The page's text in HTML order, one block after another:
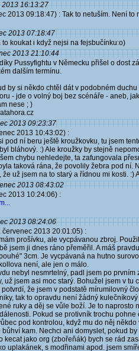
16:13:27
2013 09:18:47) : Tak to netuším. Není
2013 07:18:47
to koukat i když nejsi na fejsbučínku:o)
2013 21:10:44
Pussyfightu v Německu přišel o dost
dalším termínu.
by si někdo chtěl dát v podobném
- jde o volný boj bez scénáře - aneb,
nese ; )
2013 09:23:37
2013 10:43:02) :
pod ní beru ještě kroužkovku, tu jsem
bláhový. :) Ale kroužky by stejně
chybu nehledejte, ta zafungovala
taková rána, že povolily žebra pod ní.
že už jsem na to starý a řídnou mi kosti. :)
2013 08:43:02
2013 10:24:06) :
2013 08:24:06
2013 20:01:05) :
prošívku, ale vycpávanou zbroj.
jsem ji dnes ráno přeměřil. A máš
3cm. Je vycpávaná na hutno
není, ale jen o málo.
nebyl nesmrtelný, padl jsem po
už jsem asi moc starý. Bohužel jsem v
potvrdí, že jsem v podstatě mírumilovný
tak to opravdu není žádný
ruky a děj se vůle boží. Je to
Pokud se protivník trochu
pod kontrolou, když mu do něj
kam. Nechci ani domyslet, pokud
kecat jako org (zbořeňák) bych se rád
uplakánek, s modřinami apod. jsem